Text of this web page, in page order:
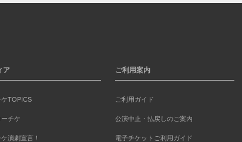
ア
ケTOPICS
ーチケ
演劇宣言！
ご利用案内
ご利用ガイド
公演中止・払戻しのご案内
電子チケットご利用ガイド